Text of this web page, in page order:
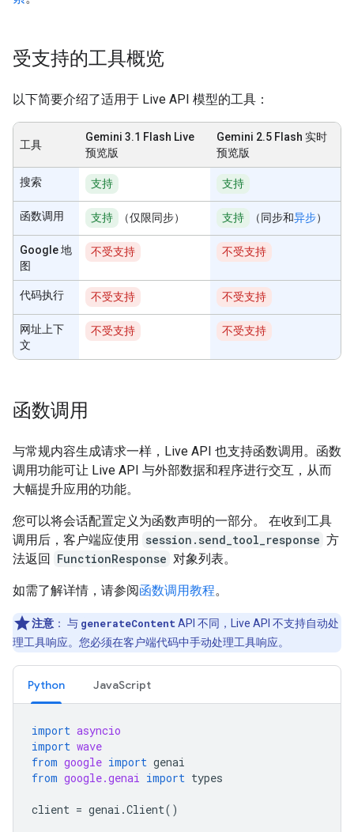
受支持的工具概览
以下简要介绍了适用于 Live API 模型的工具：
工具
Gemini 3.1 Flash Live
预览版
Gemini 2.5 Flash 实时
预览版
搜索 支持 支持
函数调用 支持 （仅限同步） 支持 （同步和异步）
Google 地
图
不受支持 不受支持
代码执行 不受支持 不受支持
网址上下
文
不受支持 不受支持
函数调用
与常规内容生成请求一样，Live API 也支持函数调用。函数
调用功能可让 Live API 与外部数据和程序进行交互，从而
大幅提升应用的功能。
您可以将会话配置定义为函数声明的一部分。 在收到工具
调用后，客户端应使用 session.send_tool_response 方
法返回 FunctionResponse 对象列表。
如需了解详情，请参阅函数调用教程。
注意 ： 与 generateContent API 不同，Live API 不支持自动处
理工具响应。您必须在客户端代码中手动处理工具响应。
Python JavaScript
import asyncio
import wave
from google import genai
from google.genai import types
client = genai .Client()